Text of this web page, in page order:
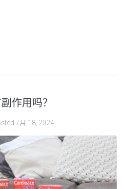
作用吗？
7月 18, 2024